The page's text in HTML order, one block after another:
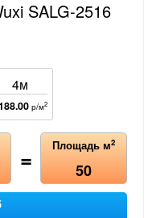
SALG-2516
4м
р/м2
= Площадь м2
50